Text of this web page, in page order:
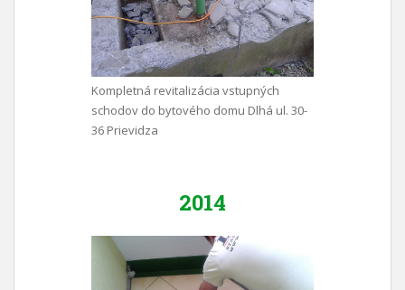
Kompletná revitalizácia vstupných
schodov do bytového domu Dlhá ul. 30-
36 Prievidza
2014